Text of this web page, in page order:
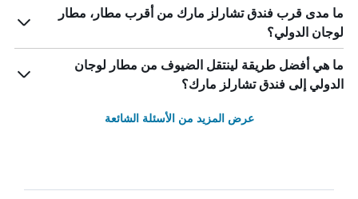
ما مدى قرب فندق تشارلز مارك من أقرب مطار، مطار
لوجان الدولي؟
ما هي أفضل طريقة لينتقل الضيوف من مطار لوجان
الدولي إلى فندق تشارلز مارك؟
عرض المزيد من الأسئلة الشائعة